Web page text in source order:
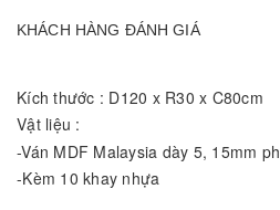
KHÁCH HÀNG ĐÁNH GIÁ
Kích thước : D120 x R30 x C80cm
Vật liệu :
-Ván MDF Malaysia dày 5, 15mm
-Kèm 10 khay nhựa